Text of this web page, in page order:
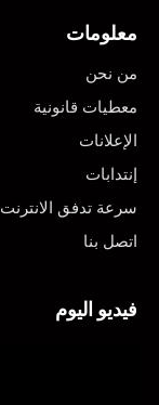
معلومات
من نحن
معطيات قانونية
الإعلانات
إنتدابات
سرعة تدفق الانترنت
اتصل بنا
فيديو اليوم